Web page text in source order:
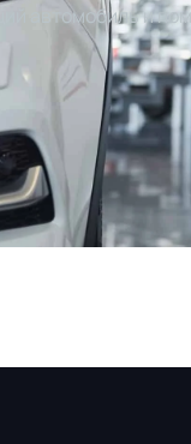
автомобиль и